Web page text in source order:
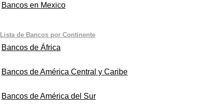
Bancos en Mexico
Lista de Bancos por Continente
Bancos de África
Bancos de América Central y Caribe
Bancos de América del Sur